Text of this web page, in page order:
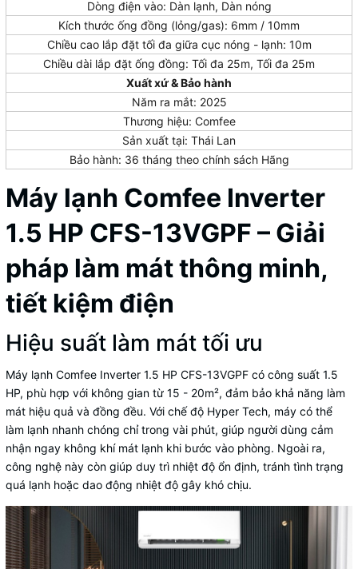
Dòng điện vào: Dàn lạnh, Dàn nóng
Kích thước ống đồng (lỏng/gas): 6mm / 10mm
Chiều cao lắp đặt tối đa giữa cục nóng - lạnh: 10m
Chiều dài lắp đặt ống đồng: Tối đa 25m, Tối đa 25m
Xuất xứ & Bảo hành
Năm ra mắt: 2025
Thương hiệu: Comfee
Sản xuất tại: Thái Lan
Bảo hành: 36 tháng theo chính sách Hãng
Máy lạnh Comfee Inverter
1.5 HP CFS-13VGPF – Giải
pháp làm mát thông minh,
tiết kiệm điện
Hiệu suất làm mát tối ưu
Máy lạnh Comfee Inverter 1.5 HP CFS-13VGPF có công suất 1.5
HP, phù hợp với không gian từ 15 - 20m², đảm bảo khả năng làm
mát hiệu quả và đồng đều. Với chế độ Hyper Tech, máy có thể
làm lạnh nhanh chóng chỉ trong vài phút, giúp người dùng cảm
nhận ngay không khí mát lạnh khi bước vào phòng. Ngoài ra,
công nghệ này còn giúp duy trì nhiệt độ ổn định, tránh tình trạng
quá lạnh hoặc dao động nhiệt độ gây khó chịu.